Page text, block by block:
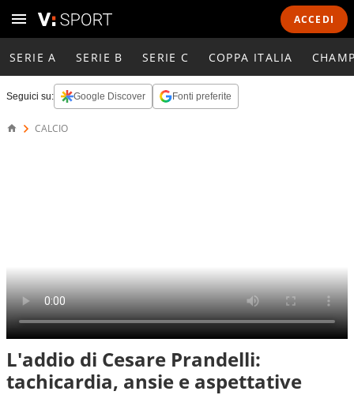
ACCEDI
SERIE A SERIE B SERIE C COPPA ITALIA
Seguici su: Google Discover Fonti preferite
CALCIO
L'addio di Cesare Prandelli:
tachicardia, ansie e aspettative